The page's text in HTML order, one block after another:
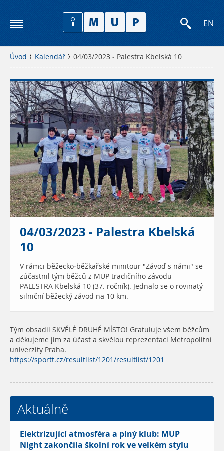
EN
Úvod Kalendář 04/03/2023 - Palestra Kbelská 10
04/03/2023 - Palestra Kbelská
10
V rámci běžecko-běžkařské minitour "Závoď s námi" se
zúčastnil tým běžců z MUP tradičního závodu
PALESTRA Kbelská 10 (37. ročník). Jednalo se o rovinatý
silniční běžecký závod na 10 km.
Tým obsadil SKVĚLÉ DRUHÉ MÍSTO! Gratuluje všem běžcům
a děkujeme jim za účast a skvělou reprezentaci Metropolitní
univerzity Praha.
https://sportt.cz/resultlist/1201/resultlist/1201
Aktuálně
Elektrizující atmosféra a plný klub: MUP
Night zakončila školní rok ve velkém stylu